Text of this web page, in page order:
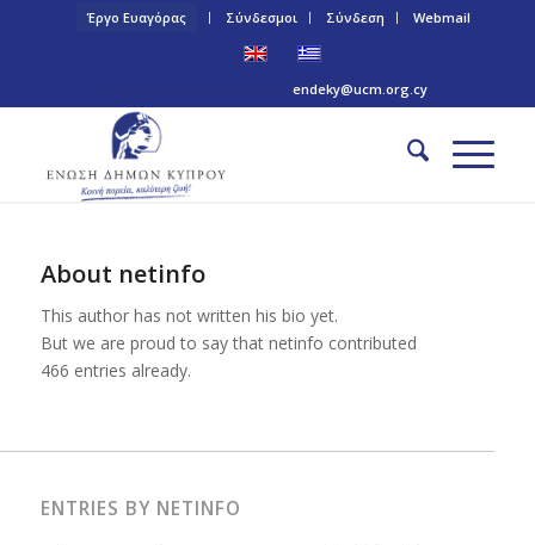
Έργο Ευαγόρας Σύνδεσμοι Σύνδεση Webmail
endeky@ucm.org.cy
About netinfo
This author has not written his bio yet.
But we are proud to say that netinfo contributed
466 entries already.
ENTRIES BY NETINFO